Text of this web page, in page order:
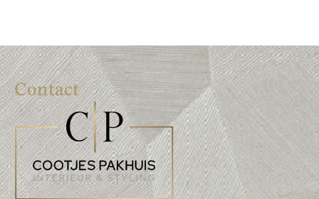
Contact